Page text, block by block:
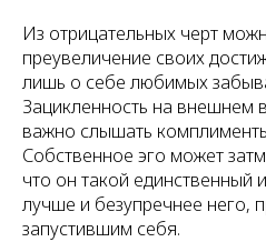
Из отрицательных черт
преувеличение своих
лишь о себе любимых
Зацикленность на внешнем
важно слышать
Собственное эго может
что он такой единственный
лучше и безупречнее него,
запустившим себя.